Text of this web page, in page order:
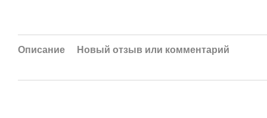
Описание Новый отзыв или комментарий